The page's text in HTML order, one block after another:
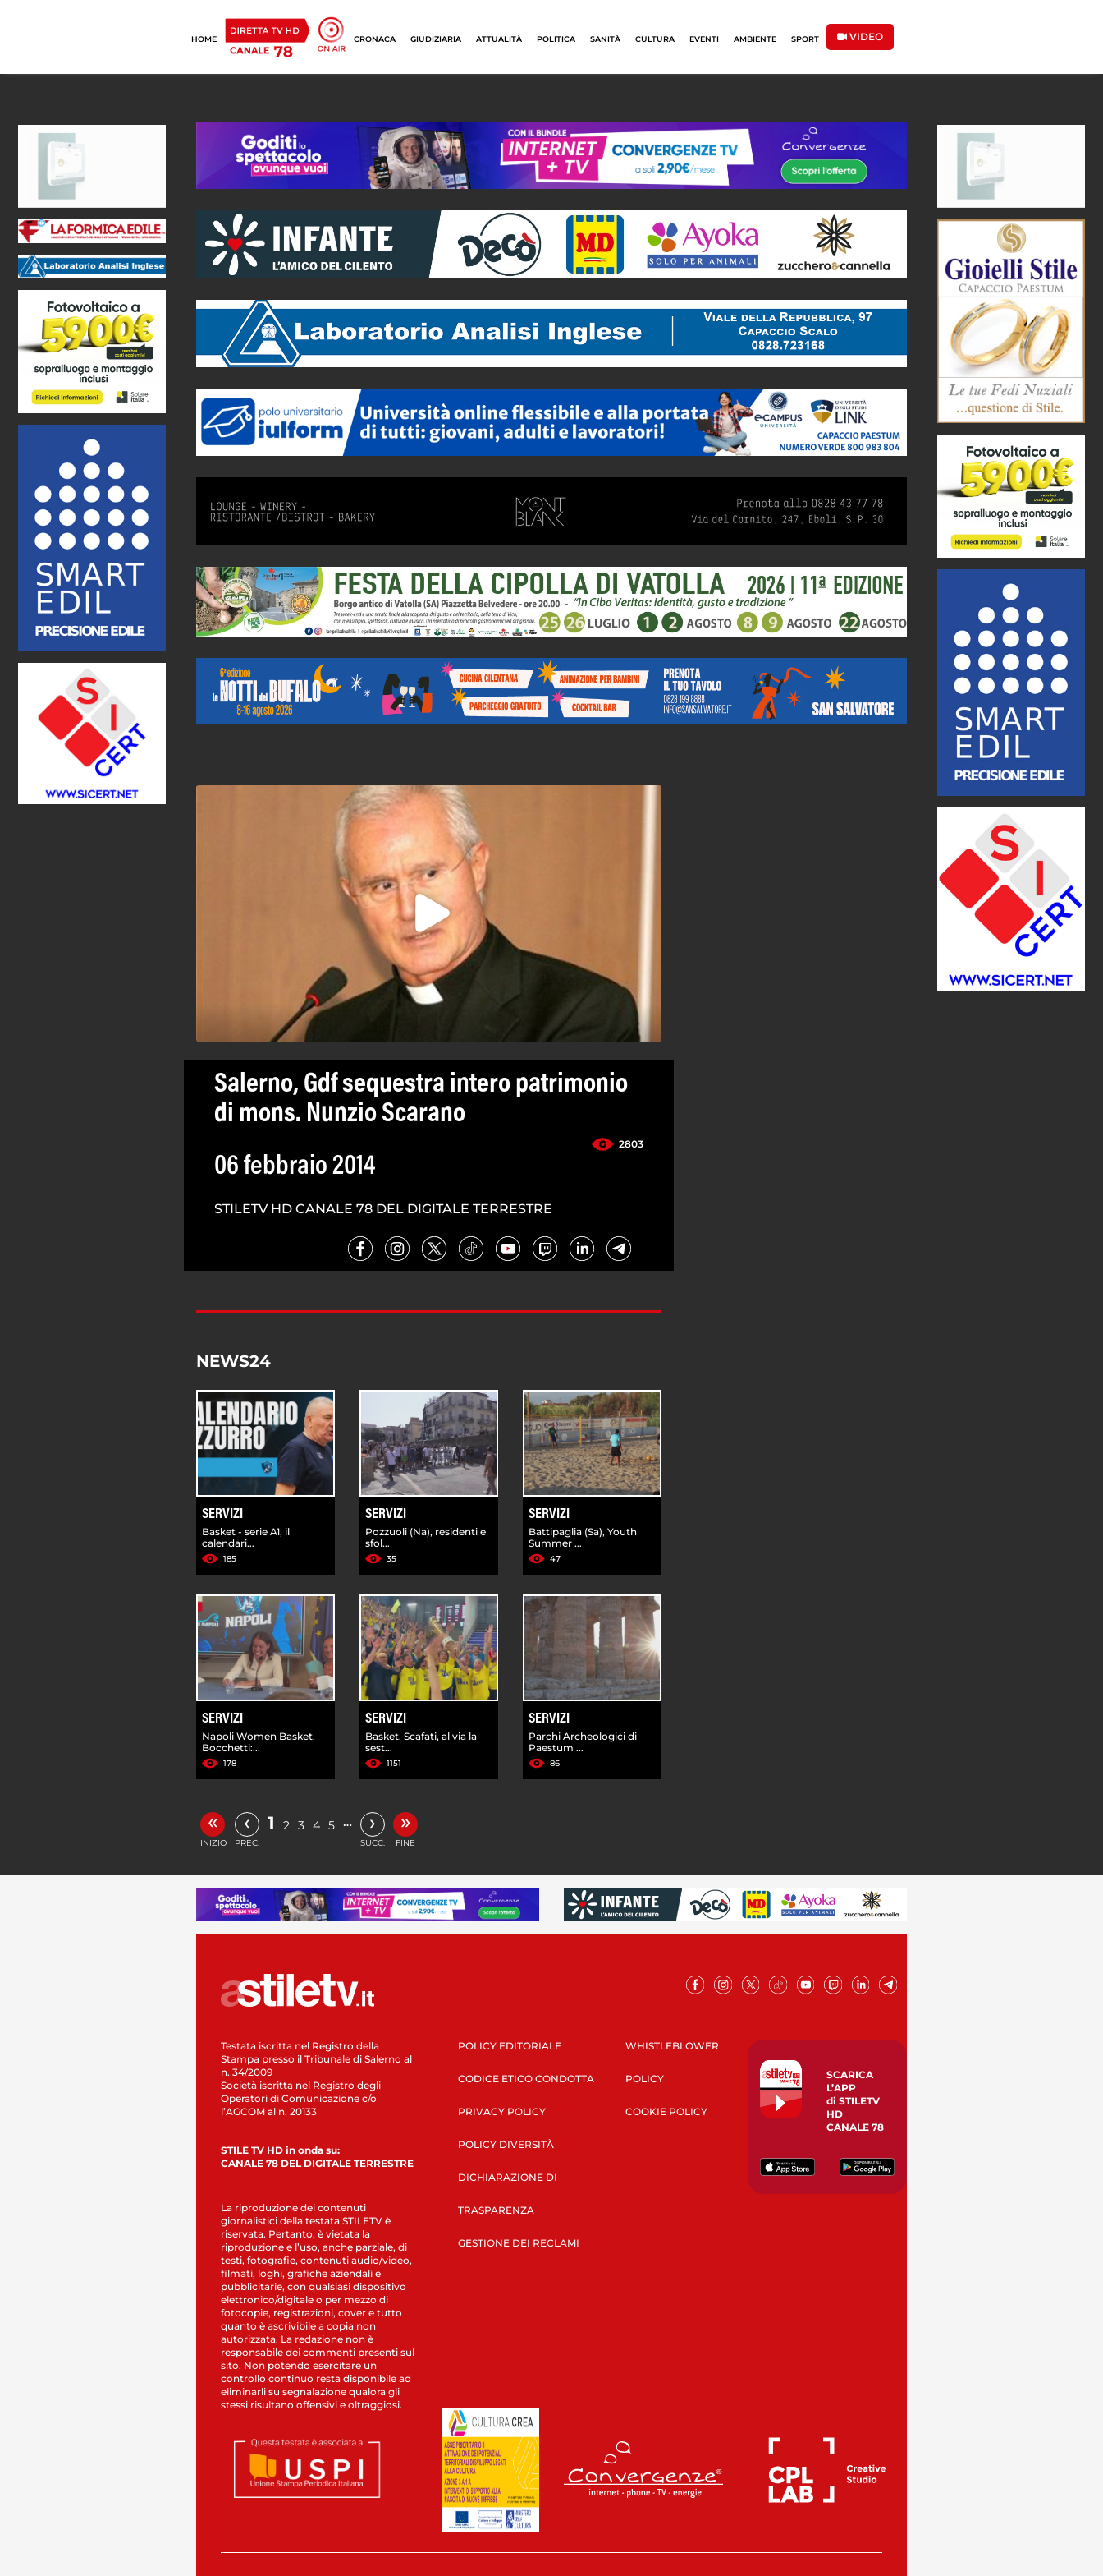
HOME CRONACA GIUDIZIARIA ATTUALITÀ POLITICA SANITÀ CULTURA EVENTI AMBIENTE SPORT VIDEO
Salerno, Gdf sequestra intero patrimonio
di mons. Nunzio Scarano
2803
06 febbraio 2014
STILETV HD CANALE 78 DEL DIGITALE TERRESTRE
NEWS24
SERVIZI
Basket - serie A1, il
calendari...
185
SERVIZI
Pozzuoli (Na), residenti e
sfol...
35
SERVIZI
Battipaglia (Sa), Youth
Summer ...
47
SERVIZI
Napoli Women Basket,
Bocchetti:...
178
SERVIZI
Basket. Scafati, al via la
sest...
1151
SERVIZI
Parchi Archeologici di
Paestum ...
86
«
INIZIO
‹
PREC.
1 2 3 4 5 … ›
SUCC.
»
FINE
Testata iscritta nel Registro della
Stampa presso il Tribunale di Salerno al
n. 34/2009
Società iscritta nel Registro degli
Operatori di Comunicazione c/o
l’AGCOM al n. 20133
STILE TV HD in onda su:
CANALE 78 DEL DIGITALE TERRESTRE
La riproduzione dei contenuti
giornalistici della testata STILETV è
riservata. Pertanto, è vietata la
riproduzione e l’uso, anche parziale, di
testi, fotografie, contenuti audio/video,
filmati, loghi, grafiche aziendali e
pubblicitarie, con qualsiasi dispositivo
elettronico/digitale o per mezzo di
fotocopie, registrazioni, cover e tutto
quanto è ascrivibile a copia non
autorizzata. La redazione non è
responsabile dei commenti presenti sul
sito. Non potendo esercitare un
controllo continuo resta disponibile ad
eliminarli su segnalazione qualora gli
stessi risultano offensivi e oltraggiosi.
POLICY EDITORIALE
CODICE ETICO CONDOTTA
PRIVACY POLICY
POLICY DIVERSITÀ
DICHIARAZIONE DI
TRASPARENZA
GESTIONE DEI RECLAMI
WHISTLEBLOWER
POLICY
COOKIE POLICY
SCARICA
L’APP
di STILETV
HD
CANALE 78